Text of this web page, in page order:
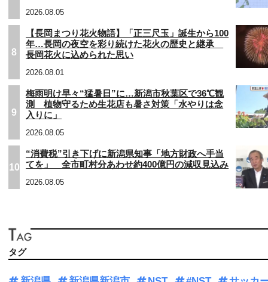
2026.08.05
8
【長岡まつり花火物語】「正三尺玉」誕生から100
年…長岡の夜空を彩り続けた花火の歴史と継承
長岡花火に込められた思い
2026.08.01
9
梅雨明け早々“猛暑日”に…新潟市秋葉区で36℃観
測 植物守るため生花店も暑さ対策「水やりは念
入りに」
2026.08.05
10
“消費税”引き下げに新潟県知事「地方財政へ手当
てを」 全市町村分あわせ約400億円の減収見込み
2026.08.05
タグ